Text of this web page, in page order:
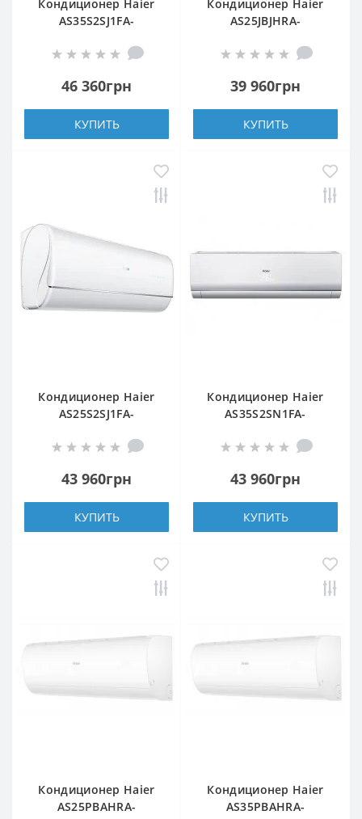
Кондиционер Haier
AS35S2SJ1FA-
46 360грн
КУПИТЬ
Кондиционер Haier
AS25JBJHRA-
39 960грн
КУПИТЬ
Кондиционер Haier
AS25S2SJ1FA-
43 960грн
КУПИТЬ
Кондиционер Haier
AS35S2SN1FA-
43 960грн
КУПИТЬ
Кондиционер Haier
AS25PBAHRA-
Кондиционер Haier
AS35PBAHRA-